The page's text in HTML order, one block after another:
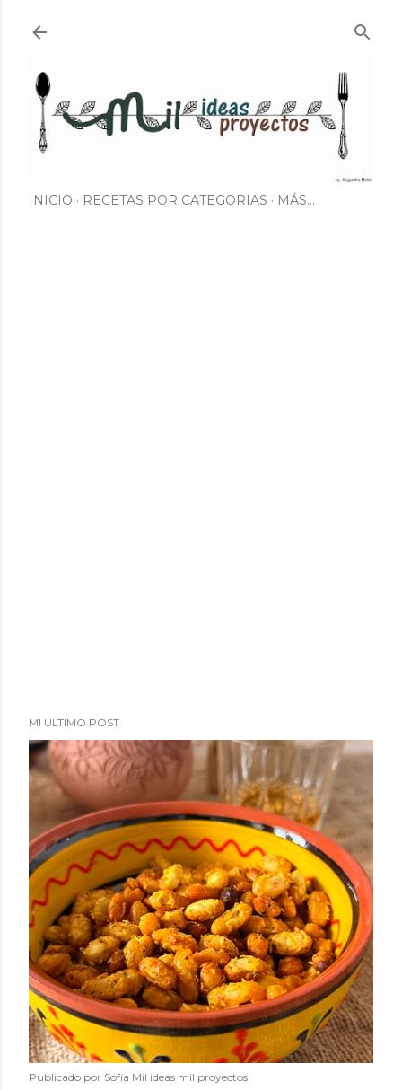
INICIO RECETAS POR CATEGORIAS MÁS…
MI ULTIMO POST
Publicado por Sofía Mil ideas mil proyectos